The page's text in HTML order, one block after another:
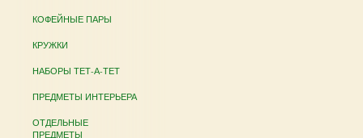
КОФЕЙНЫЕ ПАРЫ
КРУЖКИ
НАБОРЫ ТЕТ-А-ТЕТ
ПРЕДМЕТЫ ИНТЕРЬЕРА
ОТДЕЛЬНЫЕ
ПРЕДМЕТЫ